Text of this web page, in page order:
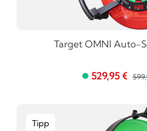
Target OMNI Auto-
529,95 €
Tipp